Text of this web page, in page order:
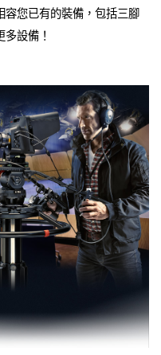
容您已有的裝備，包括三腳
設備！